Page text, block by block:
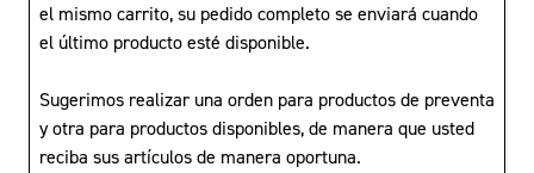
el mismo carrito, su pedido completo se enviará cuando
el último producto esté disponible.
Sugerimos realizar una orden para productos de preventa
y otra para productos disponibles, de manera que usted
reciba sus artículos de manera oportuna.